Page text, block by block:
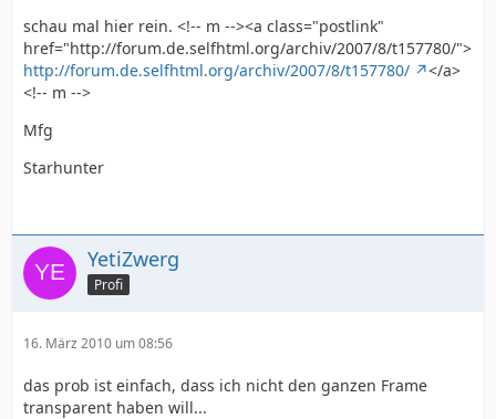
schau mal hier rein. <!-- m --><a class="postlink"
href="http://forum.de.selfhtml.org/archiv/2007/8/t157780/">
http://forum.de.selfhtml.org/archiv/2007/8/t157780/
</a>
<!-- m -->
Mfg
Starhunter
YetiZwerg
Profi
16. März 2010 um 08:56
das prob ist einfach, dass ich nicht den ganzen Frame
transparent haben will...